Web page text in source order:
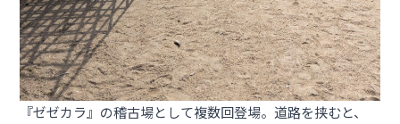
『ゼゼカラ』の稽古場として複数回登場。道路を挟むと、